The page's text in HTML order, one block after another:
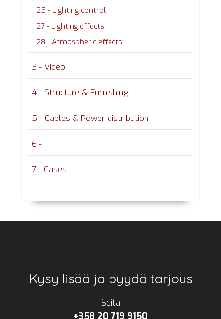
25 - Lighting control
27 - Lighting effects
28 - Atmospheric effects
3 - Video
4 - Structure & Furnishing
5 - Cables & Power distribution
6 - IT
7 - Cases
Footer
Kysy lisää ja pyydä tarjous
Soita
+358 20 719 9150